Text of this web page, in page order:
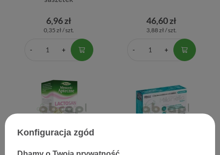
6,96 zł
0,35 zł / szt.
46,60 zł
3,88 zł / szt.
Konfiguracja zgód